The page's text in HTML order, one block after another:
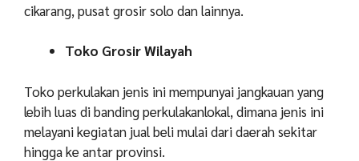
cikarang, pusat grosir solo dan lainnya.
Toko Grosir Wilayah
Toko perkulakan jenis ini mempunyai jangkauan yang
lebih luas di banding perkulakanlokal, dimana jenis ini
melayani kegiatan jual beli mulai dari daerah sekitar
hingga ke antar provinsi.